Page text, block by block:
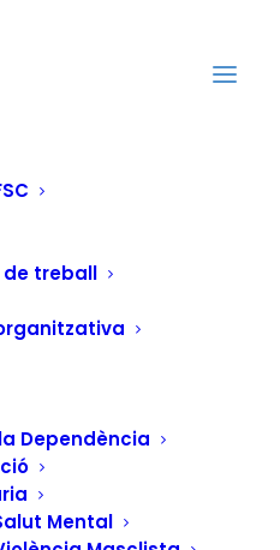
de treball
Dependència
Mental
de
com a
en
de la
gènere i